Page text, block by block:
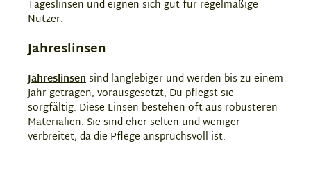
Tageslinsen und eignen sich gut für regelmäßige
Nutzer.
Jahreslinsen
Jahreslinsensind langlebiger und werden bis zu einem
Jahr getragen, vorausgesetzt, Du pflegst sie
sorgfältig. Diese Linsen bestehen oft aus robusteren
Materialien. Sie sind eher selten und weniger
verbreitet, da die Pflege anspruchsvoll ist.